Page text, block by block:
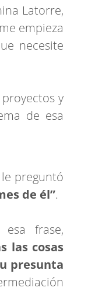
Latorre,
empieza
necesite
y
de esa
preguntó
de él”.
frase,
las cosas
presunta